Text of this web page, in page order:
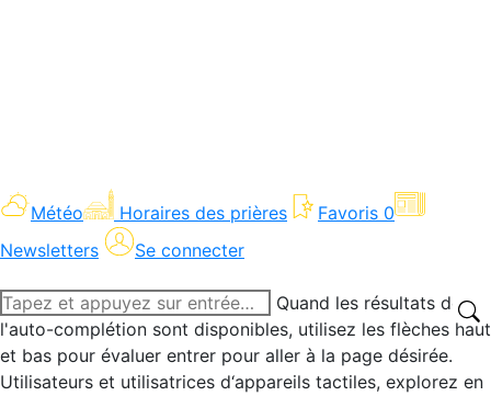
Météo Horaires des prières Favoris 0
Newsletters
Se connecter
Recherche
:
Quand les résultats de
l'auto-complétion sont disponibles, utilisez les flèches haut
et bas pour évaluer entrer pour aller à la page désirée.
Utilisateurs et utilisatrices d‘appareils tactiles, explorez en